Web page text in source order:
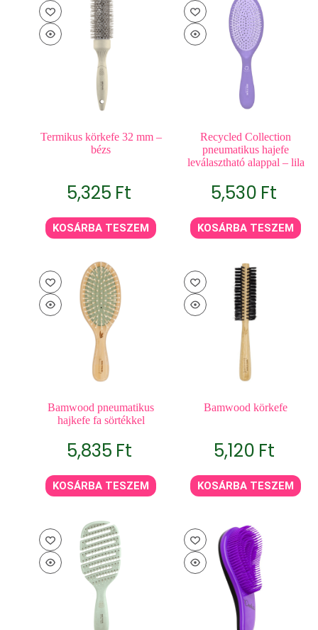
Termikus körkefe 32 mm –
bézs
5,325 Ft
KOSÁRBA TESZEM
Recycled Collection
pneumatikus hajefe
leválasztható alappal – lila
5,530 Ft
KOSÁRBA TESZEM
Bamwood pneumatikus
hajkefe fa sörtékkel
5,835 Ft
KOSÁRBA TESZEM
Bamwood körkefe
5,120 Ft
KOSÁRBA TESZEM